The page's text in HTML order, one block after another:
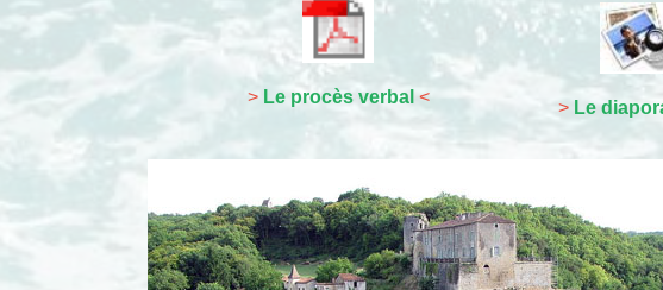
> Le procès verbal <
> Le